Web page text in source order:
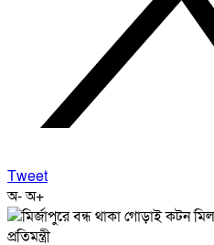
Tweet
অ-অ+